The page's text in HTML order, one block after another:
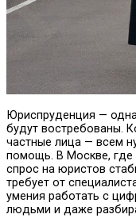
Юриспруденция —
будут востребованы.
частные лица — всем
помощь. В Москве,
спрос на юристов
требует от
умения работать с
людьми и даже